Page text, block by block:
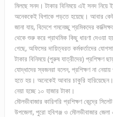
মিলছে সনদ। টাকার বিনিময়ে এই সনদ নিয়ে
অনেককেই বিপাকে পড়তে হয়েছে। আবার
জানা যায়, বিদেশে গমনেচ্ছু শ্রমিকদের
থেকে শুরু করে প্রাথমিক কিছু ধারণা দেওয়া
গেছে, অফিসের দায়িত্বরত কর্মকর্তাদের
টাকার বিনিময়ে (পুরুষ যাত্রীদের) প্রশিক্ষণ
যোদ্ধাদের স্বজনরা বলেন, প্রশিক্ষণ না
হতে হয়। অনেকেই আবার চাকুরি
নেয়া হচ্ছে ১০ হাজার টাকা।
মৌলভীবাজার কারিগরি প্রশিক্ষণ কেন্দ্রে
উপজেলা, পুরো হবিগঞ্জ ও মৌলভীবাজার জেলা